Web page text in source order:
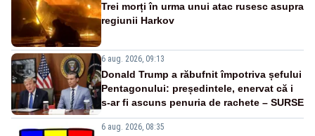
Trei morți în urma unui atac rusesc asupra
regiunii Harkov
6 aug. 2026, 09:13
Donald Trump a răbufnit împotriva șefului
Pentagonului: președintele, enervat că i
s-ar fi ascuns penuria de rachete – SURSE
6 aug. 2026, 08:35